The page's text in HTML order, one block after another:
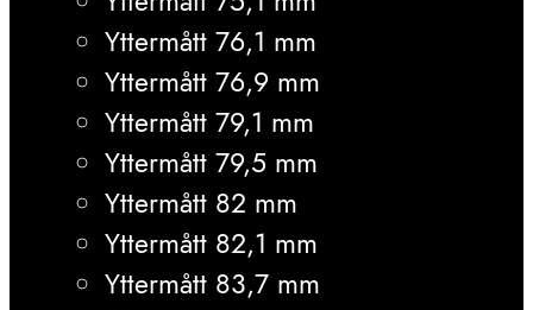
Yttermått 76,1 mm
Yttermått 76,9 mm
Yttermått 79,1 mm
Yttermått 79,5 mm
Yttermått 82 mm
Yttermått 82,1 mm
Yttermått 83,7 mm